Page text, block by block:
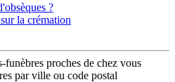
?
la crémation
proches de chez vous
par ville ou code postal